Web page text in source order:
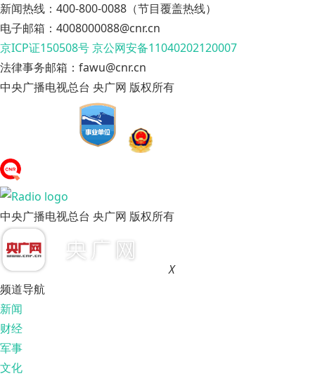
新闻热线：400-800-0088（节目覆盖热线）
电子邮箱：4008000088@cnr.cn
京ICP证150508号京公网安备11040202120007
法律事务邮箱：fawu@cnr.cn
中央广播电视总台 央广网 版权所有
中央广播电视总台 央广网 版权所有
X
频道导航
新闻
财经
军事
文化